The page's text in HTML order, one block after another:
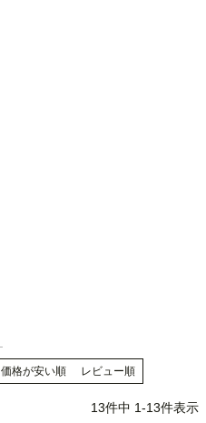
価格が安い順 レビュー順
13件中 1-13件表示